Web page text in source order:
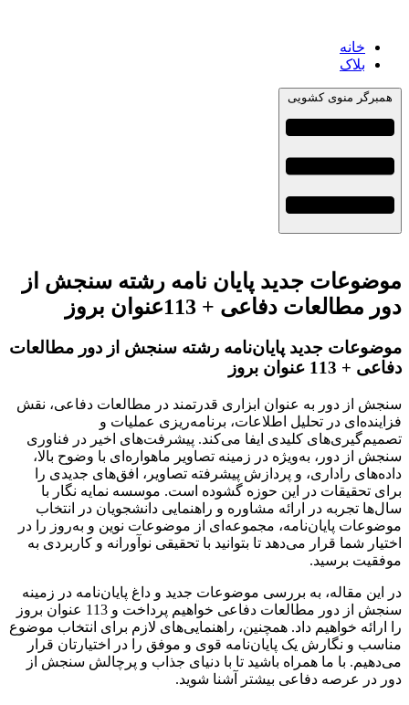
خانه
بلاک
همبرگر منوی کشویی
موضوعات جدید پایان نامه رشته سنجش از
دور مطالعات دفاعی + 113عنوان بروز
موضوعات جدید پایان‌نامه رشته سنجش از دور مطالعات
دفاعی + 113 عنوان بروز
سنجش از دور به عنوان ابزاری قدرتمند در مطالعات دفاعی، نقش
فزاینده‌ای در تحلیل اطلاعات، برنامه‌ریزی عملیات و
تصمیم‌گیری‌های کلیدی ایفا می‌کند. پیشرفت‌های اخیر در فناوری
سنجش از دور، به‌ویژه در زمینه تصاویر ماهواره‌ای با وضوح بالا،
داده‌های راداری، و پردازش پیشرفته تصاویر، افق‌های جدیدی را
برای تحقیقات در این حوزه گشوده است. موسسه نمایه نگار با
سال‌ها تجربه در ارائه مشاوره و راهنمایی دانشجویان در انتخاب
موضوعات پایان‌نامه، مجموعه‌ای از موضوعات نوین و به‌روز را در
اختیار شما قرار می‌دهد تا بتوانید با تحقیقی نوآورانه و کاربردی به
موفقیت برسید.
در این مقاله، به بررسی موضوعات جدید و داغ پایان‌نامه در زمینه
سنجش از دور مطالعات دفاعی خواهیم پرداخت و 113 عنوان بروز
را ارائه خواهیم داد. همچنین، راهنمایی‌های لازم برای انتخاب موضوع
مناسب و نگارش یک پایان‌نامه قوی و موفق را در اختیارتان قرار
می‌دهیم. با ما همراه باشید تا با دنیای جذاب و پرچالش سنجش از
دور در عرصه دفاعی بیشتر آشنا شوید.